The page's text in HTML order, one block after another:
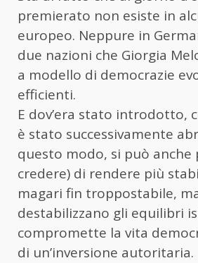
premierato non esiste in
europeo. Neppure in
due nazioni che Giorgia
a modello di democrazie
efficienti.
E dov’era stato introdotto,
è stato successivamente
questo modo, si può anche
credere) di rendere più
magari fin troppostabile,
destabilizzano gli equilibri
compromette la vita
di un’inversione autoritaria.